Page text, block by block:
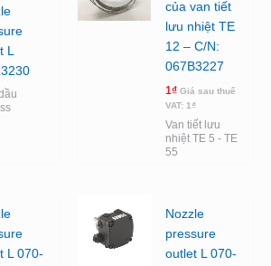
L
của van tiết
lưu nhiệt TE
12 – C/N:
067B3227
1₫ Giá sau thuế
VAT: 1₫
Van tiết lưu
nhiệt TE 5 - TE
55
L 070-
Nozzle
pressure
outlet L 070-